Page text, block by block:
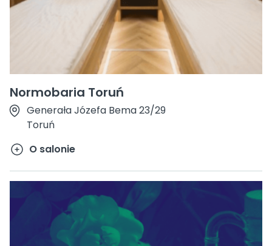
Normobaria Toruń
Generała Józefa Bema 23/29
Toruń
O salonie